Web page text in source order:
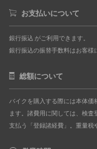
お支払いについて
銀行振込 がご利用できます。
銀行振込の振替手数料はお客様
総額について
バイクを購入する際には本体価
ます。諸費用に関しては、検
支払う「登録諸経費」。重量税